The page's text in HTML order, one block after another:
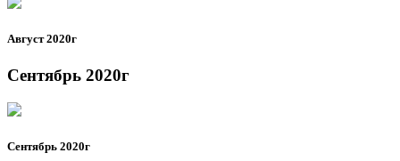
Август 2020г
Сентябрь 2020г
Сентябрь 2020г